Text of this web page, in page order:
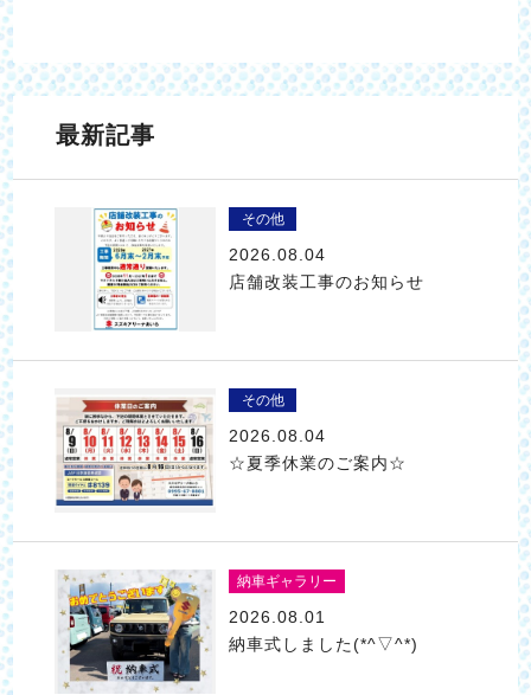
最新記事
その他
2026.08.04
店舗改装工事のお知らせ
その他
2026.08.04
☆夏季休業のご案内☆
納車ギャラリー
2026.08.01
納車式しました(*^▽^*)